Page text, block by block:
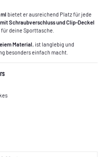
bietet er ausreichend Platz für jede
Schraubverschluss und Clip-Deckel
deine Sporttasche.
Material, ist langlebig und
besonders einfach macht.